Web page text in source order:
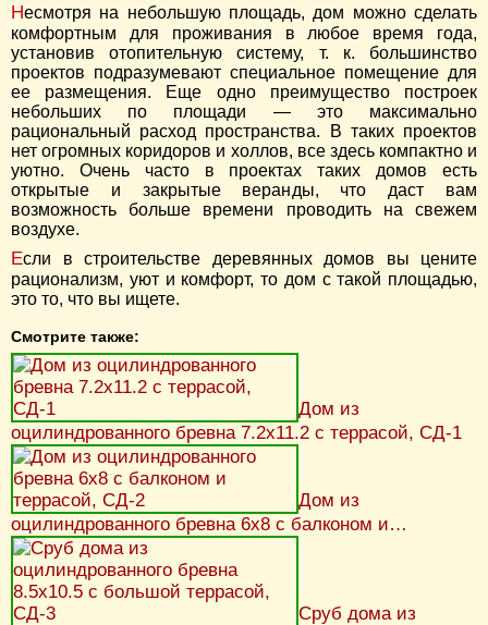
Несмотря на небольшую площадь, дом можно сделать
комфортным для проживания в любое время года,
установив отопительную систему, т. к. большинство
проектов подразумевают специальное помещение для
ее размещения. Еще одно преимущество построек
небольших по площади — это максимально
рациональный расход пространства. В таких проектов
нет огромных коридоров и холлов, все здесь компактно и
уютно. Очень часто в проектах таких домов есть
открытые и закрытые веранды, что даст вам
возможность больше времени проводить на свежем
воздухе.
Если в строительстве деревянных домов вы цените
рационализм, уют и комфорт, то дом с такой площадью,
это то, что вы ищете.
Смотрите также:
Дом из
оцилиндрованного бревна 7.2х11.2 с террасой, СД-1
Дом из
оцилиндрованного бревна 6х8 с балконом и…
Сруб дома из